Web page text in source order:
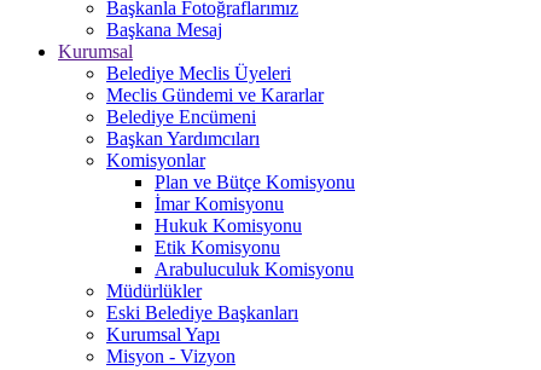
Başkanla Fotoğraflarımız
Başkana Mesaj
Kurumsal
Belediye Meclis Üyeleri
Meclis Gündemi ve Kararlar
Belediye Encümeni
Başkan Yardımcıları
Komisyonlar
Plan ve Bütçe Komisyonu
İmar Komisyonu
Hukuk Komisyonu
Etik Komisyonu
Arabuluculuk Komisyonu
Müdürlükler
Eski Belediye Başkanları
Kurumsal Yapı
Misyon - Vizyon